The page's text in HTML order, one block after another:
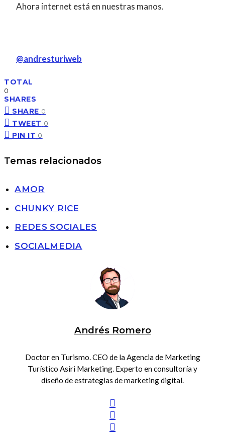
Ahora internet está en nuestras manos.
@andresturiweb
TOTAL
0
SHARES
SHARE 0
TWEET 0
PIN IT 0
Temas relacionados
AMOR
CHUNKY RICE
REDES SOCIALES
SOCIALMEDIA
Andrés Romero
Doctor en Turismo. CEO de la Agencia de Marketing
Turístico Asiri Marketing. Experto en consultoría y
diseño de estrategias de marketing digital.